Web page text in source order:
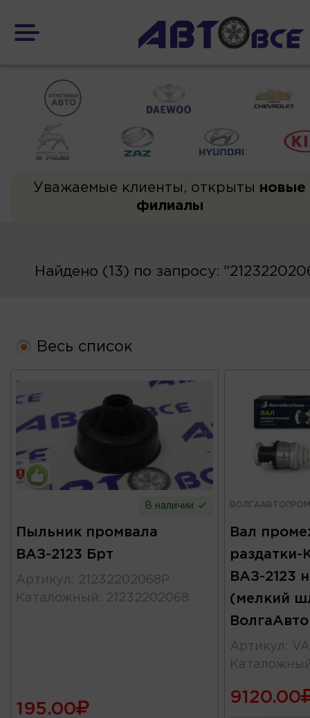
Уважаемые клиенты, открыты новые
филиалы
Найдено (13) по запросу:
Весь список
В наличии
Пыльник промвала
ВАЗ-2123 Брт
Артикул : 21232202068Р
Каталожный : 21232202068
195.00
ВОЛГААВТОПРОМ
Вал
ВАЗ-2123
(мелкий
Артикул :
9120.00